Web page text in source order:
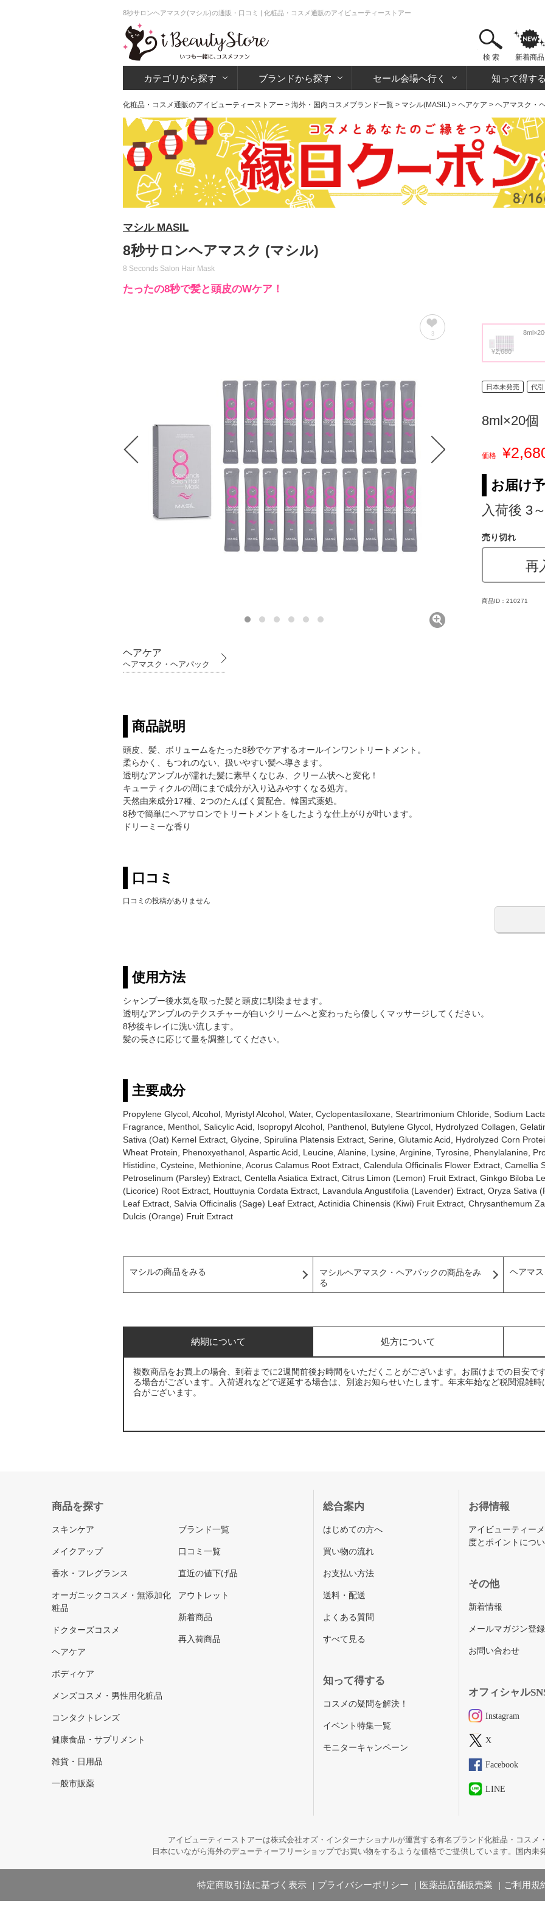
8秒サロンヘアマスク(マシル)の通販・口コミ | 化粧品・コスメ通販のアイビューティーストアー
検 索 新着商品
カテゴリから探す ブランドから探す セール会場へ行く 知って得する
化粧品・コスメ通販のアイビューティーストアー > 海外・国内コスメブランド一覧 > マシル(MASIL) > ヘアケア > ヘアマスク・
マシル MASIL
8秒サロンヘアマスク (マシル)
8 Seconds Salon Hair Mask
たったの8秒で髪と頭皮のWケア！
3
ヘアケア
ヘアマスク・ヘアパック
¥2,680
日本未発売 代
8ml×20個
価格
お届け
入荷後 3
売り切れ
再
商品ID：210271
商品説明
頭皮、髪、ボリュームをたった8秒でケアするオールインワントリートメント。
柔らかく、もつれのない、扱いやすい髪へ導きます。
透明なアンプルが濡れた髪に素早くなじみ、クリーム状へと変化！
キューティクルの間にまで成分が入り込みやすくなる処方。
天然由来成分17種、2つのたんぱく質配合。韓国式薬処。
8秒で簡単にヘアサロンでトリートメントをしたような仕上がりが叶います。
ドリーミーな香り
口コミ
口コミの投稿がありません
使用方法
シャンプー後水気を取った髪と頭皮に馴染ませます。
透明なアンプルのテクスチャーが白いクリームへと変わったら優しくマッサージしてください。
8秒後キレイに洗い流します。
髪の長さに応じて量を調整してください。
主要成分
Propylene Glycol, Alcohol, Myristyl Alcohol, Water, Cyclopentasiloxane, Steartrimonium Chloride, Sodium
Fragrance, Menthol, Salicylic Acid, Isopropyl Alcohol, Panthenol, Butylene Glycol, Hydrolyzed Collagen,
Sativa (Oat) Kernel Extract, Glycine, Spirulina Platensis Extract, Serine, Glutamic Acid, Hydrolyzed Corn
Wheat Protein, Phenoxyethanol, Aspartic Acid, Leucine, Alanine, Lysine, Arginine, Tyrosine, Phenylalanine,
Histidine, Cysteine, Methionine, Acorus Calamus Root Extract, Calendula Officinalis Flower Extract, Camellia
Petroselinum (Parsley) Extract, Centella Asiatica Extract, Citrus Limon (Lemon) Fruit Extract, Ginkgo Biloba
(Licorice) Root Extract, Houttuynia Cordata Extract, Lavandula Angustifolia (Lavender) Extract, Oryza Sativa
Leaf Extract, Salvia Officinalis (Sage) Leaf Extract, Actinidia Chinensis (Kiwi) Fruit Extract, Chrysanthemum
Dulcis (Orange) Fruit Extract
マシルの商品をみる
マシルヘアマスク・ヘアパックの商品をみ
る
ヘアマ
納期について 処方について
複数商品をお買上の場合、到着までに2週間前後お時間をいただくことがございます。お届けまでの目安で
る場合がございます。入荷遅れなどで遅延する場合は、別途お知らせいたします。年末年始など税関混雑
合がございます。
商品を探す
スキンケア
メイクアップ
香水・フレグランス
オーガニックコスメ・無添加化
粧品
ドクターズコスメ
ヘアケア
ボディケア
メンズコスメ・男性用化粧品
コンタクトレンズ
健康食品・サプリメント
雑貨・日用品
一般市販薬
ブランド一覧
口コミ一覧
直近の値下げ品
アウトレット
新着商品
再入荷商品
総合案内
はじめての方へ
買い物の流れ
お支払い方法
送料・配送
よくある質問
すべて見る
知って得する
コスメの疑問を解決！
イベント特集一覧
モニターキャンペーン
お得情報
アイビューティー
度とポイントにつ
その他
新着情報
メールマガジン登録
お問い合わせ
オフィシャル
Instagram
X
Facebook
LINE
アイビューティーストアーは株式会社オズ・インターナショナルが運営する有名ブランド化粧品・コスメ
日本にいながら海外のデューティーフリーショップでお買い物をするような価格でご提供しています。国内未
特定商取引法に基づく表示 プライバシーポリシー 医薬品店舗販売業 ご利用規